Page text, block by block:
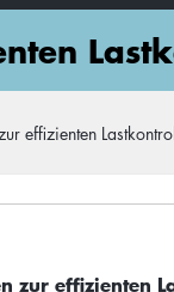
effizienten
zur effizienten